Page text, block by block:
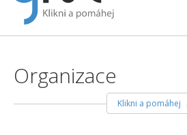
Organizace
Klikni a pomáhej